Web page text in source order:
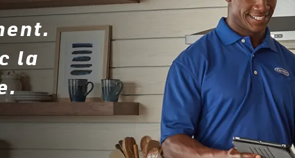
la
dans une